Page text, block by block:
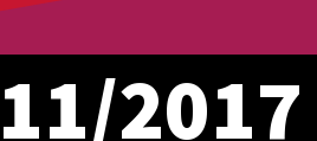
2017